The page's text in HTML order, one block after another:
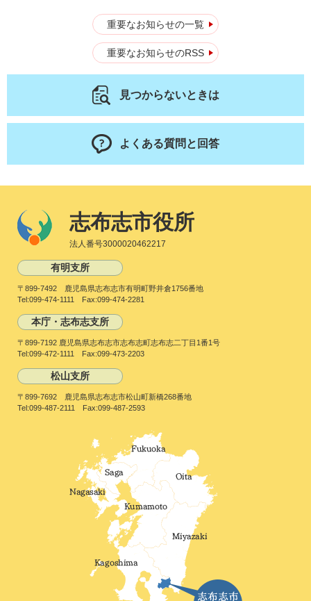
重要なお知らせの一覧
重要なお知らせのRSS
見つからないときは
よくある質問と回答
志布志市役所
法人番号3000020462217
有明支所
〒899-7492 鹿児島県志布志市有明町野井倉1756番地
Tel:099-474-1111 Fax:099-474-2281
本庁・志布志支所
〒899-7192 鹿児島県志布志市志布志町志布志二丁目1番1号
Tel:099-472-1111 Fax:099-473-2203
松山支所
〒899-7692 鹿児島県志布志市松山町新橋268番地
Tel:099-487-2111 Fax:099-487-2593